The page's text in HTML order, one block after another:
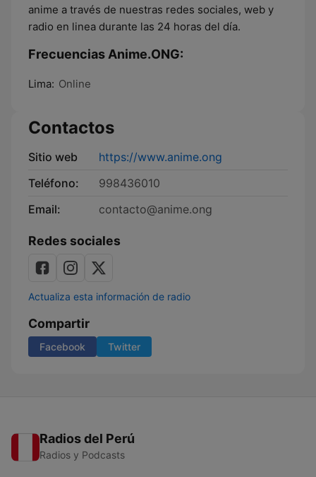
anime a través de nuestras redes sociales, web y
radio en linea durante las 24 horas del día.
Frecuencias Anime.ONG:
Lima: Online
Contactos
Sitio web
https://www.anime.ong
Teléfono:
998436010
Email:
contacto@anime.ong
Redes sociales
Actualiza esta información de radio
Compartir
Facebook Twitter
Radios del Perú
Radios y Podcasts